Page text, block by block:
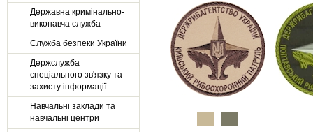
Державна кримінально-
виконавча служба
Служба безпеки України
Держслужба
спеціального зв'язку та
захисту інформації
Навчальні заклади та
навчальні центри